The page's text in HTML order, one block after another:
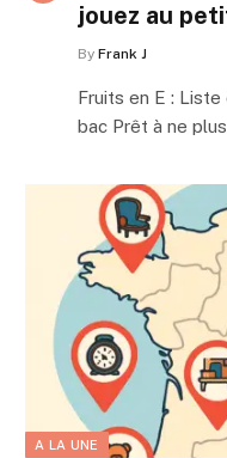
jouez au
By Frank J
Fruits en E :
bac Prêt à ne
A LA UNE